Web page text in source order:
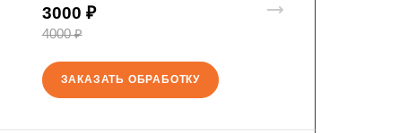
3000 ₽
4000 ₽
ЗАКАЗАТЬ ОБРАБОТКУ